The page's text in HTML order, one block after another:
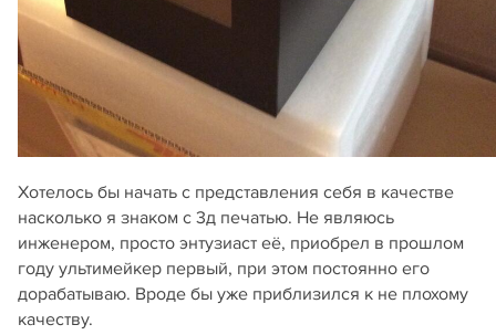
Хотелось бы начать с представления себя в качестве
насколько я знаком с 3д печатью. Не являюсь
инженером, просто энтузиаст её, приобрел в прошлом
году ультимейкер первый, при этом постоянно его
дорабатываю. Вроде бы уже приблизился к не плохому
качеству.